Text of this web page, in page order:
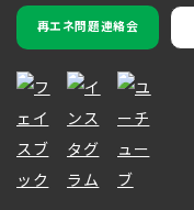
再エネ問題連絡会